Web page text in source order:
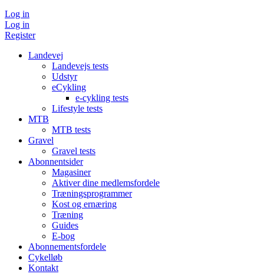
Log in
Log in
Register
Landevej
Landevejs tests
Udstyr
eCykling
e-cykling tests
Lifestyle tests
MTB
MTB tests
Gravel
Gravel tests
Abonnentsider
Magasiner
Aktiver dine medlemsfordele
Træningsprogrammer
Kost og ernæring
Træning
Guides
E-bog
Abonnementsfordele
Cykelløb
Kontakt